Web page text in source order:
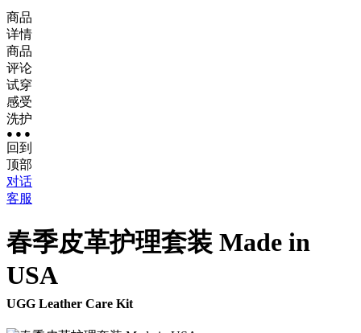
商品
详情
商品
评论
试穿
感受
洗护
● ● ●
回到
顶部
对话
客服
春季皮革护理套装 Made in
USA
UGG Leather Care Kit